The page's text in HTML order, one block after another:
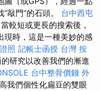
敲門”的石頭。 台中西屯
當較短或更長的搜索後，
現時，這是一種美妙的感
照 記帳士函授 台灣 按
研究以改善我們的漸進
台中整骨價錢 外
我們個性化扁豆的雙眼